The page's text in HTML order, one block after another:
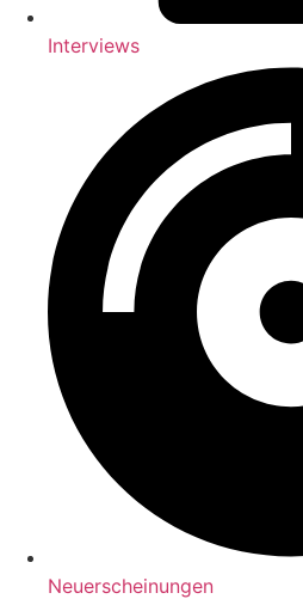
Interviews
Neuerscheinungen